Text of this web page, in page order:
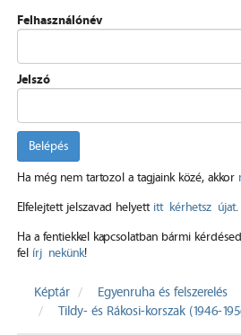
Felhasználónév
Jelszó
Belépés
Ha még nem tartozol a tagjaink közé, akkor
Elfelejtett jelszavad helyett itt kérhetsz újat.
Ha a fentiekkel kapcsolatban bármi
fel írj nekünk!
Képtár
Egyenruha és felszerelés
Tildy- és Rákosi-korszak (1946-